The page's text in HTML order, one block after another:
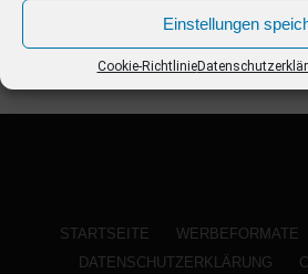
Einstellungen
Cookie-Richtlinie
STARTSEITE WERBEFORMATE
DATENSCHUTZERKLÄRUNG